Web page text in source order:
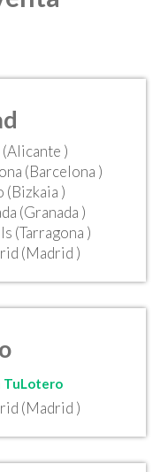
)
(Barcelona )
(Bizkaia )
(Granada )
(Tarragona )
(Madrid )
TuLotero
(Madrid )